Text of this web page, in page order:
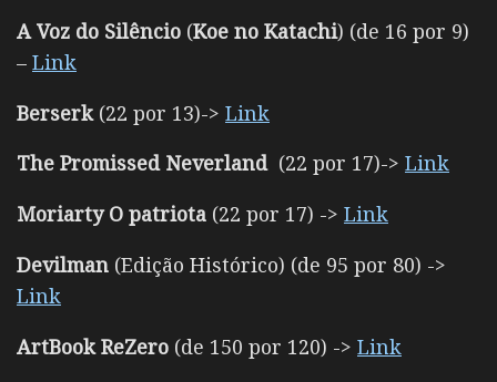
A Voz do Silêncio (Koe no Katachi) (de 16 por 9)
– Link
Berserk (22 por 13)-> Link
The Promissed Neverland (22 por 17)-> Link
Moriarty O patriota (22 por 17) -> Link
Devilman (Edição Histórico) (de 95 por 80) ->
Link
ArtBook ReZero (de 150 por 120) -> Link